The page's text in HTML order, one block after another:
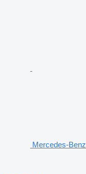
Mercedes-